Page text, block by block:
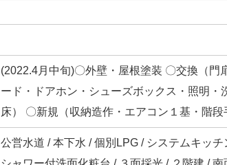
(2022.4月中旬)〇外壁・屋根塗装 〇交換（
ード・ドアホン・シューズボックス・照明
床） 〇新規（収納造作・エアコン１基・階
公営水道 / 本下水 / 個別LPG / システムキッ